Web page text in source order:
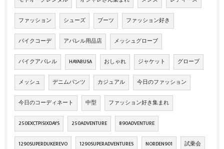
ファッション シューズ ブーツ ファッション好き
バイクコーデ アパレル用品店 メッシュグローブ
バイクアパレル HAYABUSA おしゃれ ジャケット グローブ
メッシュ デニムパンツ カジュアル 今日のファッション
今日のコーディネート 中型 ファッション好き集まれ
250EXCTPISIXDAYS 250ADVENTURE 890ADVENTURE
1290SUPERDUKEREVO 1290SUPERADVENTURES NORDEN901 試乗会